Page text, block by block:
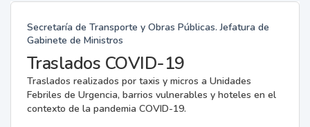
Secretaría de Transporte y Obras Públicas. Jefatura de
Gabinete de Ministros
Traslados COVID-19
Traslados realizados por taxis y micros a Unidades
Febriles de Urgencia, barrios vulnerables y hoteles en el
contexto de la pandemia COVID-19.